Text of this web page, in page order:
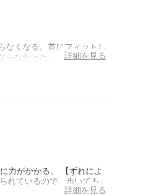
なくなる。首にフィットし
なかった。
詳細を見る
力がかかる。 【ずれによ
れているので、歩いても
詳細を見る